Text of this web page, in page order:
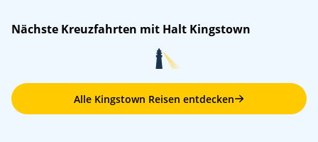
Nächste Kreuzfahrten mit Halt Kingstown
Alle Kingstown Reisen entdecken